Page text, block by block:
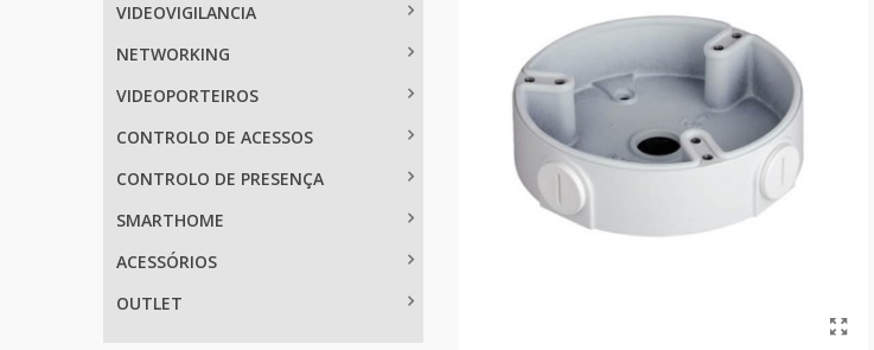
VIDEOVIGILANCIA
NETWORKING
VIDEOPORTEIROS
CONTROLO DE ACESSOS
CONTROLO DE PRESENÇA
SMARTHOME
ACESSÓRIOS
OUTLET